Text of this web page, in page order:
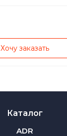
Хочу заказать
Каталог
ADR